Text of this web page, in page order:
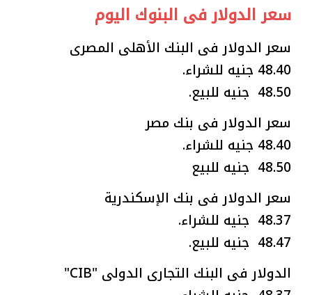
سعر الدولار فى البنوك اليوم
سعر الدولار فى البنك الأهلى المصرى
48.40 جنيه للشراء.
48.50 جنيه للبيع.
سعر الدولار فى بنك مصر
48.40 جنيه للشراء.
48.50 جنيه للبيع
سعر الدولار فى بنك الإسكندرية
48.37 جنيه للشراء.
48.47 جنيه للبيع.
الدولار فى البنك التجارى الدولى "CIB"